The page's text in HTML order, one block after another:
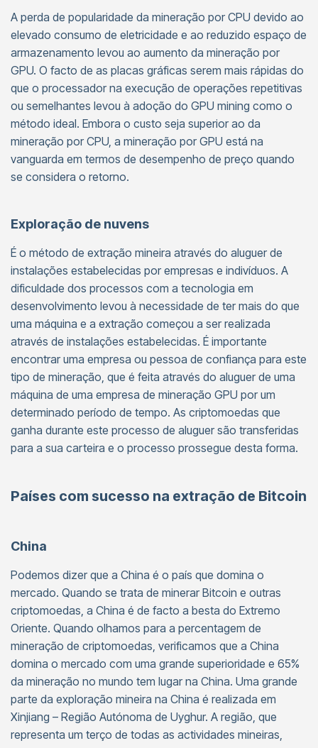
A perda de popularidade da mineração por CPU devido ao
elevado consumo de eletricidade e ao reduzido espaço de
armazenamento levou ao aumento da mineração por
GPU. O facto de as placas gráficas serem mais rápidas do
que o processador na execução de operações repetitivas
ou semelhantes levou à adoção do GPU mining como o
método ideal. Embora o custo seja superior ao da
mineração por CPU, a mineração por GPU está na
vanguarda em termos de desempenho de preço quando
se considera o retorno.
Exploração de nuvens
É o método de extração mineira através do aluguer de
instalações estabelecidas por empresas e indivíduos. A
dificuldade dos processos com a tecnologia em
desenvolvimento levou à necessidade de ter mais do que
uma máquina e a extração começou a ser realizada
através de instalações estabelecidas. É importante
encontrar uma empresa ou pessoa de confiança para este
tipo de mineração, que é feita através do aluguer de uma
máquina de uma empresa de mineração GPU por um
determinado período de tempo. As criptomoedas que
ganha durante este processo de aluguer são transferidas
para a sua carteira e o processo prossegue desta forma.
Países com sucesso na extração de Bitcoin
China
Podemos dizer que a China é o país que domina o
mercado. Quando se trata de minerar Bitcoin e outras
criptomoedas, a China é de facto a besta do Extremo
Oriente. Quando olhamos para a percentagem de
mineração de criptomoedas, verificamos que a China
domina o mercado com uma grande superioridade e 65%
da mineração no mundo tem lugar na China. Uma grande
parte da exploração mineira na China é realizada em
Xinjiang – Região Autónoma de Uyghur. A região, que
representa um terço de todas as actividades mineiras,